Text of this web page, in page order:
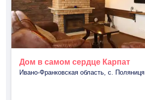
Дом в самом сердце Карпат
Ивано-Франковская область, с. Поляниця